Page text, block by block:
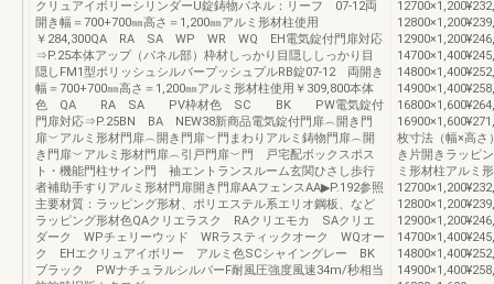
クリュアイボリーシリンダーU錠鋳物パネル：リーフ 07-12両
開き幅＝700+700㎜高さ＝1,200㎜アルミ形材柱使用
￥284,300QA RA SA WP WR WQ EH電気錠付門扉対応
⇒P.25本体アップ（パネル部）枠材しっかり目隠ししっかり目
隠しFM1型ポリッシュシルバープッシュプルRB錠07-12 両開き
幅＝700+700㎜高さ＝1,200㎜アルミ形材柱使用￥309,800本体
色 QA RA SA PV枠材色 SC BK PW電気錠付
門扉対応⇒P.25BN BA NEW38新商品電気錠付門扉︵開き門
扉︶アルミ形材門扉︵開き門扉︶門まわりアルミ鋳物門扉︵開
き門扉︶アルミ形材門扉︵引戸門扉︶門 戸宅配ボックスポス
ト・機能門柱サイン門 袖エントランスルーム玄関ひさし歩行
者補助手すりアルミ形材門扉開き門扉AAフェンスAA▶P.192参照
主要材質：ラッピング形材、ポリエステル系エリオ鋼板、など
ラッピング形材色QAクリエラスク RAクリエモカ SAクリエ
ダーク WPチェリーウッド WRラスティックオーク WQオー
ク EHエクリュアイボリー アルミ色SCシャイングレー BK
ブラック PWナチュラルシルバーF耐風圧強度風速34m/秒相当
枚寸法（幅×高さ
き片開きラッピ
ミ形材柱アルミ